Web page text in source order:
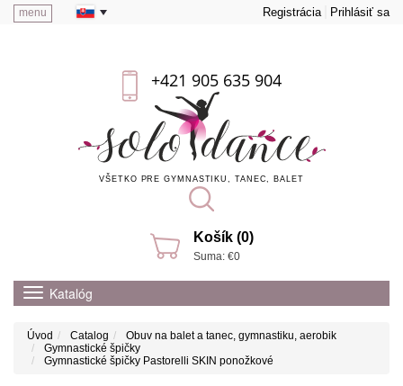
menu Registrácia Prihlásiť sa
+421 905 635 904
VŠETKO PRE GYMNASTIKU, TANEC, BALET
Košík (0)
Suma: €0
Katalóg
Úvod Catalog
Obuv na balet a tanec, gymnastiku, aerobik
Gymnastické špičky
Gymnastické špičky Pastorelli SKIN ponožkové